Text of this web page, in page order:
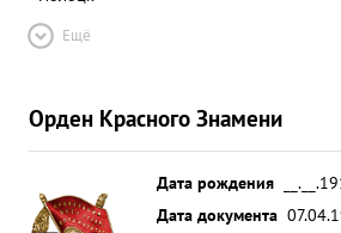
Ещё
Орден Красного Знамени
Дата рождения
Дата документа